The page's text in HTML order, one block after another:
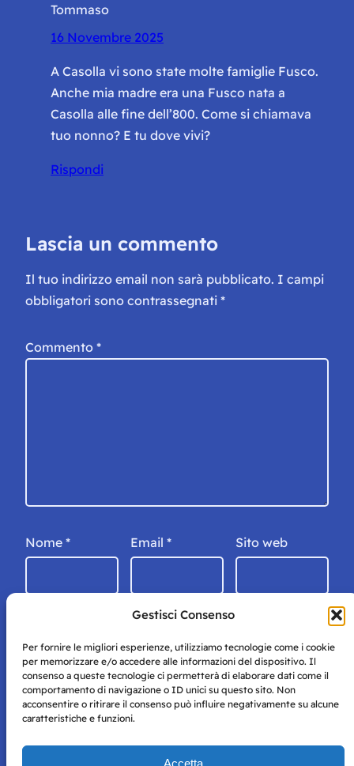
Gestisci Consenso
Per fornire le migliori esperienze, utilizziamo tecnologie come i cookie
per memorizzare e/o accedere alle informazioni del dispositivo. Il
consenso a queste tecnologie ci permetterà di elaborare dati come il
comportamento di navigazione o ID unici su questo sito. Non
acconsentire o ritirare il consenso può influire negativamente su alcune
caratteristiche e funzioni.
Accetta
Tommaso
16 Novembre 2025
A Casolla vi sono state molte famiglie Fusco.
Anche mia madre era una Fusco nata a
Casolla alle fine dell’800. Come si chiamava
tuo nonno? E tu dove vivi?
Rispondi
Lascia un commento
Il tuo indirizzo email non sarà pubblicato. I campi
obbligatori sono contrassegnati *
Commento *
Nome * Email * Sito web
Storie di Napoli è una testata registrata presso il tribunale di